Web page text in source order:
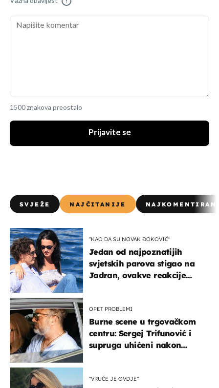
1500 znakova preostalo
Prijavite se
SVJEŽE NAJČITANIJE
"KAO DA SU NOVAK ĐOKOVIĆ"
Jedan od najpoznatijih
svjetskih parova stigao na
Jadran, ovakve reakcije
OPET PROBLEMI
Burne scene u trgovačkom
centru: Sergej Trifunović i
supruga uhićeni nakon
"VRUĆE JE OVDJE"